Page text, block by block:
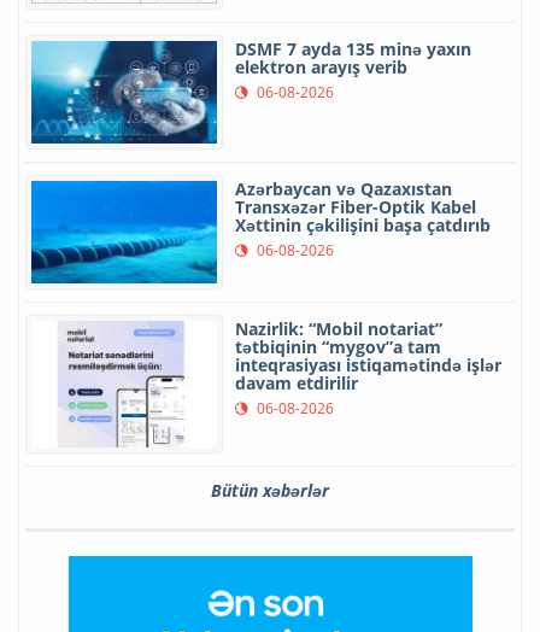
DSMF 7 ayda 135 minə yaxın
elektron arayış verib
06-08-2026
Azərbaycan və Qazaxıstan
Transxəzər Fiber-Optik Kabel
Xəttinin çəkilişini başa çatdırıb
06-08-2026
Nazirlik: “Mobil notariat”
tətbiqinin “mygov”a tam
inteqrasiyası istiqamətində işlər
davam etdirilir
06-08-2026
Bütün xəbərlər